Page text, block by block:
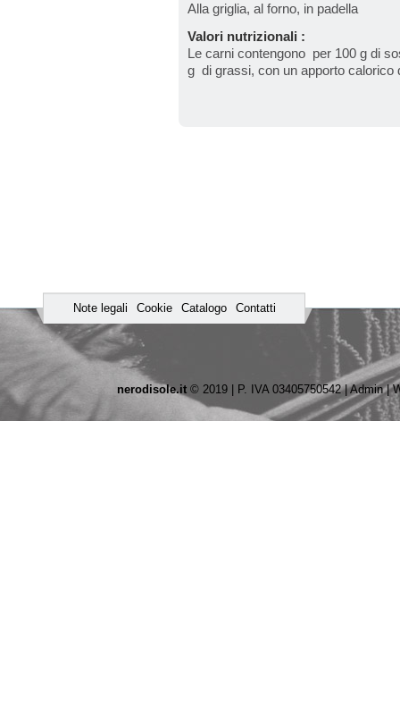
Alla griglia, al forno, in padella
Valori nutrizionali :
Le carni contengono per 100 g di
g di grassi, con un apporto calorico
nerodisole.it © 2019 | P. IVA 03405750542 |Admin|
Note legali Cookie Catalogo Contatti